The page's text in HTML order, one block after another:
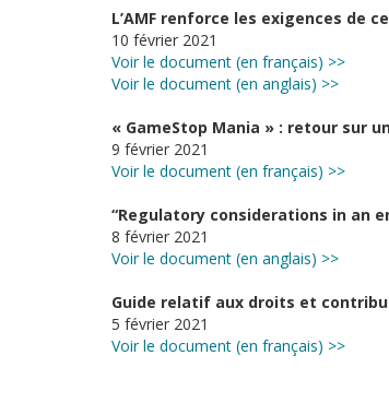
L’AMF renforce les exigences de
10 février 2021
Voir le document (en français) >>
Voir le document (en anglais) >>
« GameStop Mania » : retour sur
9 février 2021
Voir le document (en français) >>
“Regulatory considerations in an
8 février 2021
Voir le document (en anglais) >>
Guide relatif aux droits et
5 février 2021
Voir le document (en français) >>